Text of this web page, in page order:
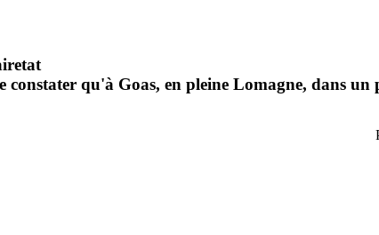
qu'à Goas, en pleine Lomagne, dans un